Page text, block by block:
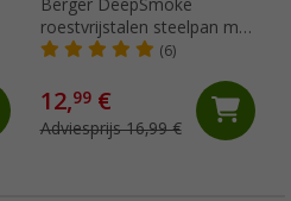
Berger DeepSmoke
roestvrijstalen steelpan met
maatverdeling binnenin Ø
(6)
12,99€
Adviesprijs 16,99 €